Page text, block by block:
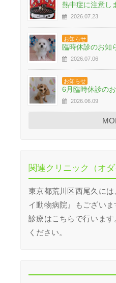
熱中症に注意し
2026.07.23
お知らせ
臨時休診のお知
2026.07.06
お知らせ
6月臨時休診の
2026.06.09
関連クリニック（オダ
東京都荒川区西尾久に
イ動物病院』もござい
診療はこちらで行いま
ください。